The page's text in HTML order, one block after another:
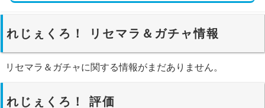
れじぇくろ！ リセマラ＆ガチャ情報
リセマラ＆ガチャに関する情報がまだありません。
れじぇくろ！ 評価